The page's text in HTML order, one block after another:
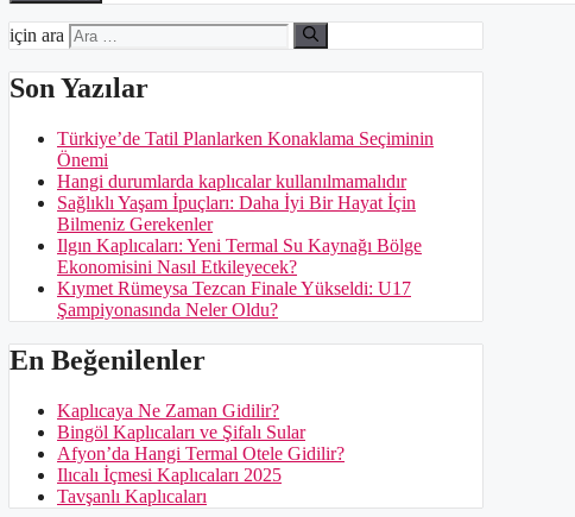
için ara
Son Yazılar
Türkiye’de Tatil Planlarken Konaklama Seçiminin
Önemi
Hangi durumlarda kaplıcalar kullanılmamalıdır
Sağlıklı Yaşam İpuçları: Daha İyi Bir Hayat İçin
Bilmeniz Gerekenler
Ilgın Kaplıcaları: Yeni Termal Su Kaynağı Bölge
Ekonomisini Nasıl Etkileyecek?
Kıymet Rümeysa Tezcan Finale Yükseldi: U17
Şampiyonasında Neler Oldu?
En Beğenilenler
Kaplıcaya Ne Zaman Gidilir?
Bingöl Kaplıcaları ve Şifalı Sular
Afyon’da Hangi Termal Otele Gidilir?
Ilıcalı İçmesi Kaplıcaları 2025
Tavşanlı Kaplıcaları